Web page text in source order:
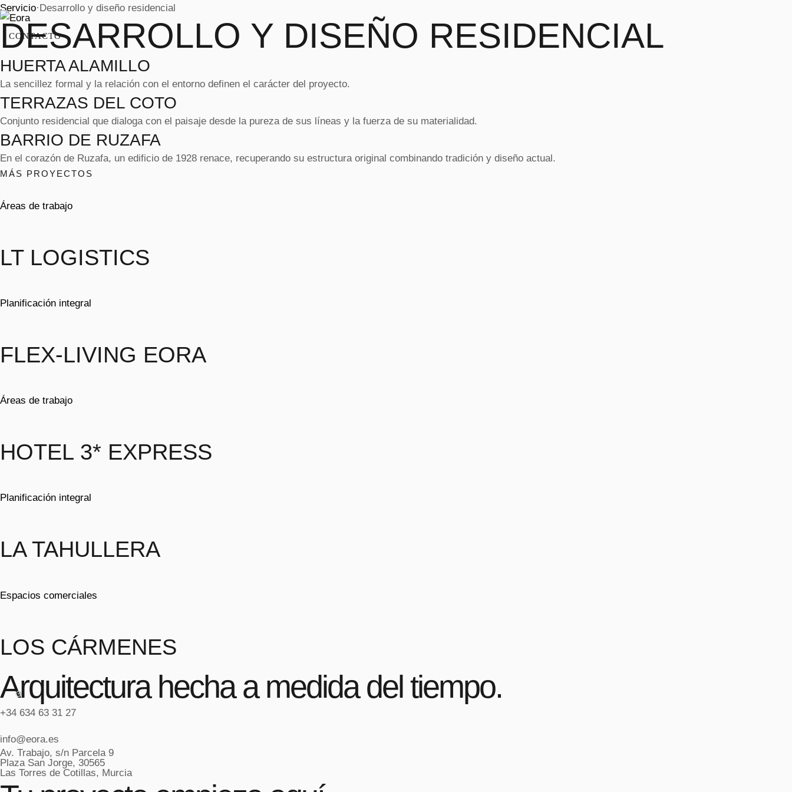
CONTACTO
Servicio·Desarrollo y diseño residencial
DESARROLLO Y DISEÑO RESIDENCIAL
HUERTA ALAMILLO
La sencillez formal y la relación con el entorno definen el carácter del proyecto.
TERRAZAS DEL COTO
Conjunto residencial que dialoga con el paisaje desde la pureza de sus líneas y la fuerza de su materialidad.
BARRIO DE RUZAFA
En el corazón de Ruzafa, un edificio de 1928 renace, recuperando su estructura original combinando tradición y diseño actual.
MÁS PROYECTOS
Áreas de trabajo
LT LOGISTICS
Planificación integral
FLEX-LIVING EORA
Áreas de trabajo
HOTEL 3* EXPRESS
Planificación integral
LA TAHULLERA
Espacios comerciales
LOS CÁRMENES
Arquitectura hecha a medida del tiempo.
+34 634 63 31 27
info@eora.es
Av. Trabajo, s/n Parcela 9
Plaza San Jorge, 30565
Las Torres de Cotillas, Murcia